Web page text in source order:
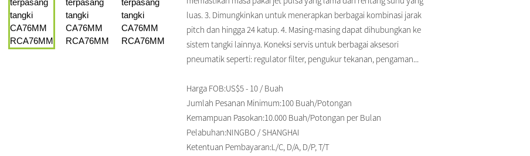
luas. 3. Dimungkinkan untuk menerapkan berbagai kombinasi jarak
pitch dan hingga 24 katup. 4. Masing-masing dapat dihubungkan ke
sistem tangki lainnya. Koneksi servis untuk berbagai aksesori
pneumatik seperti: regulator filter, pengukur tekanan, pengaman...
Harga FOB:US$5 - 10 / Buah
Jumlah Pesanan Minimum:100 Buah/Potongan
Kemampuan Pasokan:10.000 Buah/Potongan per Bulan
Pelabuhan:NINGBO / SHANGHAI
Ketentuan Pembayaran:L/C, D/A, D/P, T/T